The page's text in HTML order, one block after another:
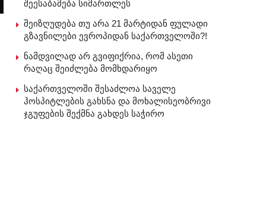
შეესაბამება სიმართლეს
შეიზღუდება თუ არა 21 მარტიდან ფულადი
გზავნილები ევროპიდან საქართველოში?!
ნამდვილად არ გვიფიქრია, რომ ასეთი
რაღაც შეიძლება მომხდარიყო
საქართველოში შესაძლოა საველე
ჰოსპიტლების გახსნა და მოხალისეობრივი
ჯგუფების შექმნა გახდეს საჭირო